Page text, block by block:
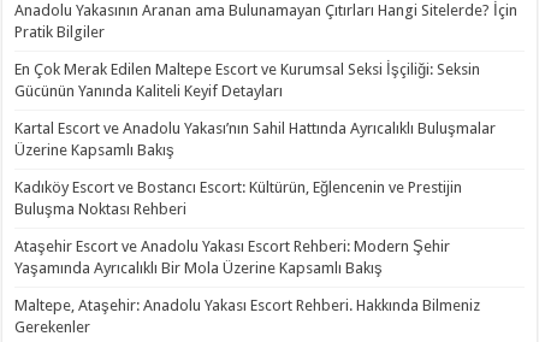
Anadolu Yakasının Aranan ama Bulunamayan Çıtırları Hangi Sitelerde? İçin
Pratik Bilgiler
En Çok Merak Edilen Maltepe Escort ve Kurumsal Seksi İşçiliği: Seksin
Gücünün Yanında Kaliteli Keyif Detayları
Kartal Escort ve Anadolu Yakası’nın Sahil Hattında Ayrıcalıklı Buluşmalar
Üzerine Kapsamlı Bakış
Kadıköy Escort ve Bostancı Escort: Kültürün, Eğlencenin ve Prestijin
Buluşma Noktası Rehberi
Ataşehir Escort ve Anadolu Yakası Escort Rehberi: Modern Şehir
Yaşamında Ayrıcalıklı Bir Mola Üzerine Kapsamlı Bakış
Maltepe, Ataşehir: Anadolu Yakası Escort Rehberi. Hakkında Bilmeniz
Gerekenler